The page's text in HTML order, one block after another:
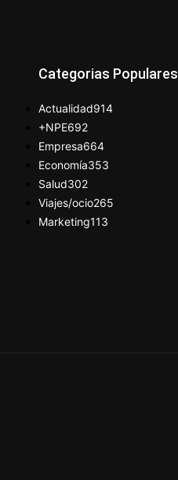
Categorias Populares
Actualidad914
+NPE692
Empresa664
Economía353
Salud302
Viajes/ocio265
Marketing113